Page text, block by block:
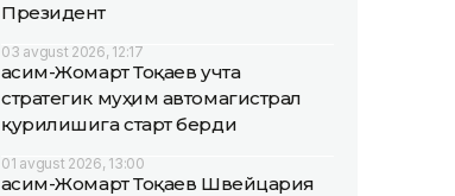
Президент
03 avgust 2026, 12:17
Қасим-Жомарт Тоқаев учта
стратегик муҳим автомагистрал
қурилишига старт берди
01 avgust 2026, 13:00
Қасим-Жомарт Тоқаев Швейцария